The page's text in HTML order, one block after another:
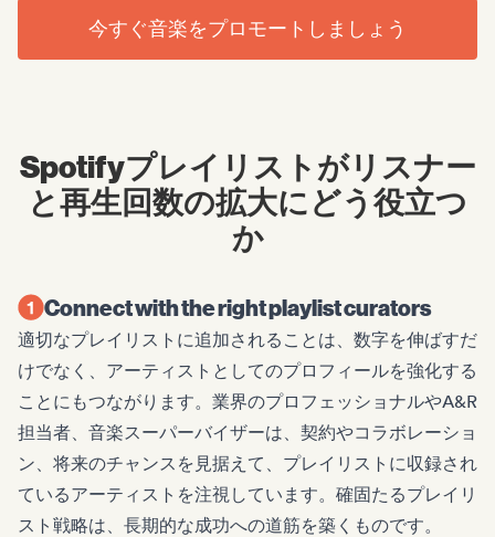
今すぐ音楽をプロモートしましょう
Spotifyプレイリストがリスナー
と再生回数の拡大にどう役立つ
か
Connect with the right playlist curators
適切なプレイリストに追加されることは、数字を伸ばすだ
けでなく、アーティストとしてのプロフィールを強化する
ことにもつながります。業界のプロフェッショナルやA&R
担当者、音楽スーパーバイザーは、契約やコラボレーショ
ン、将来のチャンスを見据えて、プレイリストに収録され
ているアーティストを注視しています。確固たるプレイリ
スト戦略は、長期的な成功への道筋を築くものです。